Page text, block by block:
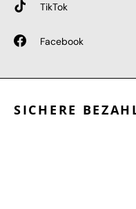
TikTok
Facebook
SICHERE